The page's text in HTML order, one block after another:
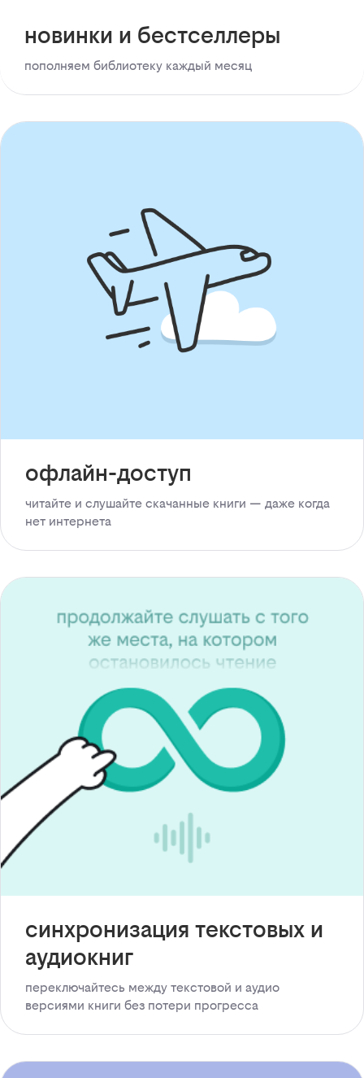
новинки и бестселлеры
пополняем библиотеку каждый месяц
офлайн-доступ
читайте и слушайте скачанные книги — даже когда
нет интернета
синхронизация текстовых и
аудиокниг
переключайтесь между текстовой и аудио
версиями книги без потери прогресса